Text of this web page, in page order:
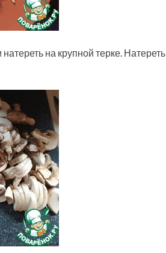
на крупной терке. Натереть